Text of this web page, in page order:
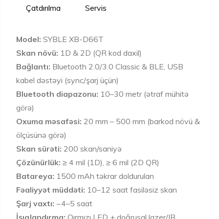
Çatdırılma Servis
Model: SYBLE XB-D66T
Skan növü: 1D & 2D (QR kod daxil)
Bağlantı: Bluetooth 2.0/3.0 Classic & BLE, USB
kabel dəstəyi (sync/şarj üçün)
Bluetooth diapazonu: 10–30 metr (ətraf mühitə
görə)
Oxuma məsafəsi: 20 mm – 500 mm (barkod növü &
ölçüsünə görə)
Skan sürəti: 200 skan/saniyə
Çözünürlük: ≥ 4 mil (1D), ≥ 6 mil (2D QR)
Batareya: 1500 mAh təkrar doldurulan
Fəaliyyət müddəti: 10–12 saat fasiləsiz skan
Şarj vaxtı: ~4–5 saat